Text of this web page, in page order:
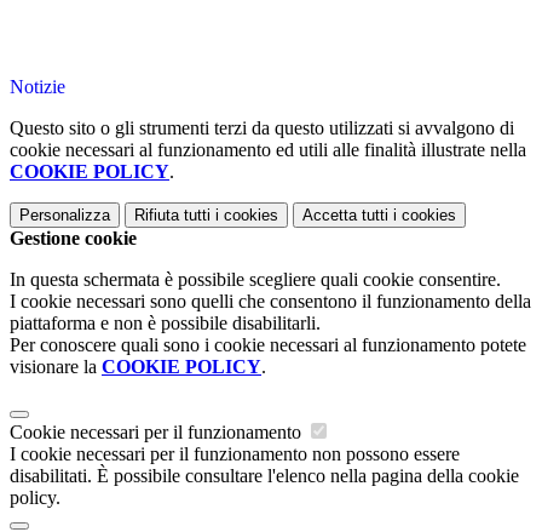
Notizie
Questo sito o gli strumenti terzi da questo utilizzati si avvalgono di
cookie necessari al funzionamento ed utili alle finalità illustrate nella
COOKIE POLICY.
Personalizza Rifiuta tutti i cookies Accetta tutti i cookies
Gestione cookie
In questa schermata è possibile scegliere quali cookie consentire.
I cookie necessari sono quelli che consentono il funzionamento della
piattaforma e non è possibile disabilitarli.
Per conoscere quali sono i cookie necessari al funzionamento potete
visionare la COOKIE POLICY.
Cookie necessari per il funzionamento
I cookie necessari per il funzionamento non possono essere
disabilitati. È possibile consultare l'elenco nella pagina della cookie
policy.